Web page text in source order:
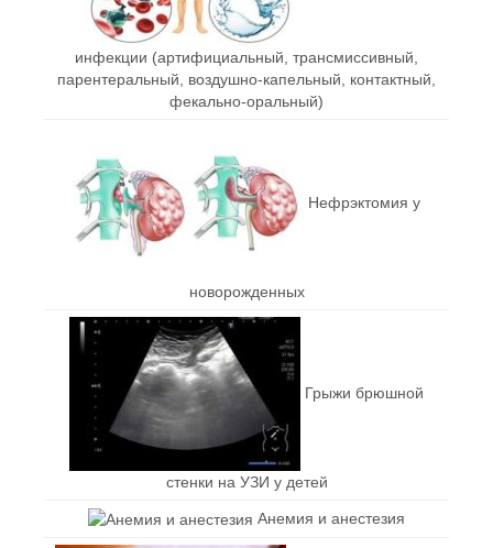
инфекции (артифициальный, трансмиссивный,
парентеральный, воздушно-капельный, контактный,
фекально-оральный)
Нефрэктомия у
новорожденных
Грыжи брюшной
стенки на УЗИ у детей
Анемия и анестезия